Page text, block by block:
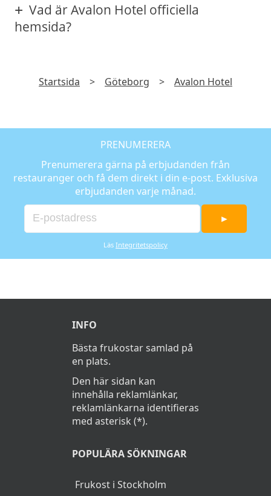
Vad är Avalon Hotel officiella
hemsida?
Startsida > Göteborg > Avalon Hotel
PRENUMERERA
Prenumerera gärna på erbjudanden från
restauranger och få dem direkt i din e-post. Exklusiva
erbjudanden varje månad.
►
Läs Integritetspolicy
INFO
Bästa frukostar samlad på
en plats.
Den här sidan kan
innehålla reklamlänkar,
reklamlänkarna identifieras
med asterisk (*).
POPULÄRA SÖKNINGAR
Frukost i Stockholm